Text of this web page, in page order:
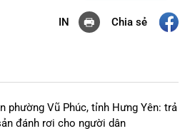
IN Chia sẻ
phường Vũ Phúc, tỉnh Hưng Yên: trả
đánh rơi cho người dân